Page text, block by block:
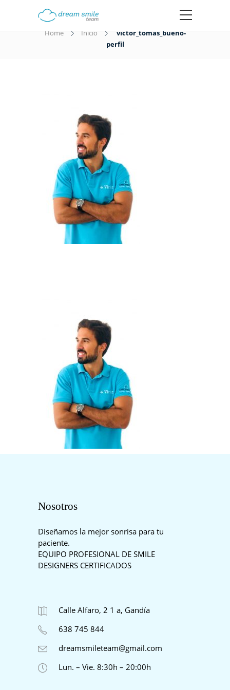
victor_tomas_bueno-perfil
Home Inicio
victor_tomas_bueno-
perfil
Nosotros
Diseñamos la mejor sonrisa para tu
paciente.
EQUIPO PROFESIONAL DE SMILE
DESIGNERS CERTIFICADOS
Calle Alfaro, 2 1 a, Gandía
638 745 844
dreamsmileteam@gmail.com
Lun. – Vie. 8:30h – 20:00h